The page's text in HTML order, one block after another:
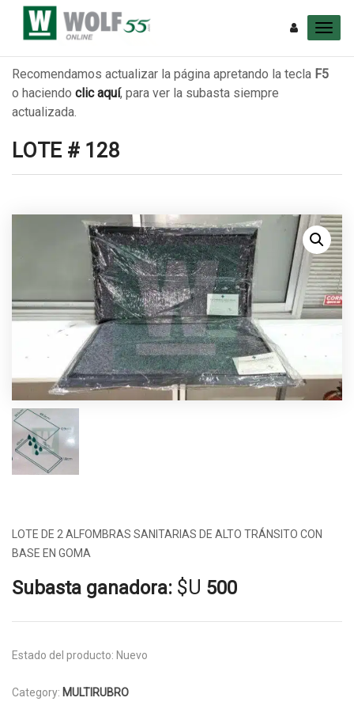
Recomendamos actualizar la página apretando la tecla F5
o haciendo clic aquí, para ver la subasta siempre
actualizada.
LOTE # 128
LOTE DE 2 ALFOMBRAS SANITARIAS DE ALTO TRÁNSITO CON
BASE EN GOMA
Subasta ganadora: $U 500
Estado del producto: Nuevo
Category: MULTIRUBRO